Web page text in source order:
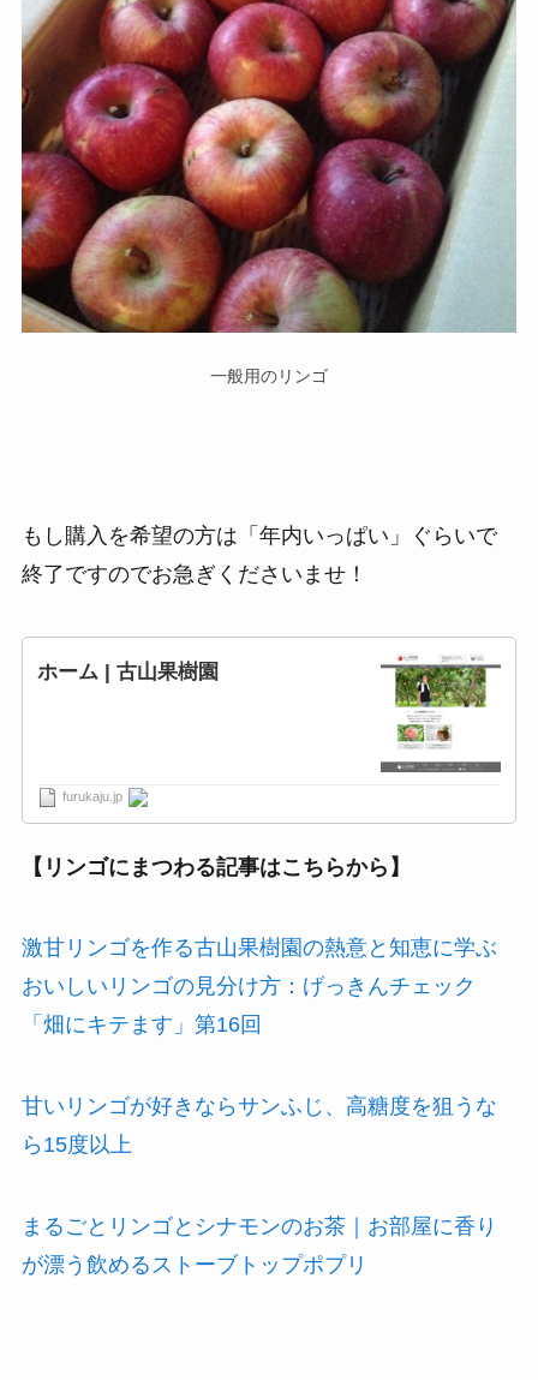
一般用のリンゴ
もし購入を希望の方は「年内いっぱい」ぐらいで
終了ですのでお急ぎくださいませ！
ホーム | 古山果樹園
furukaju.jp
【リンゴにまつわる記事はこちらから】
激甘リンゴを作る古山果樹園の熱意と知恵に学ぶ
おいしいリンゴの見分け方：げっきんチェック
「畑にキテます」第16回
甘いリンゴが好きならサンふじ、高糖度を狙うな
ら15度以上
まるごとリンゴとシナモンのお茶｜お部屋に香り
が漂う飲めるストーブトップポプリ